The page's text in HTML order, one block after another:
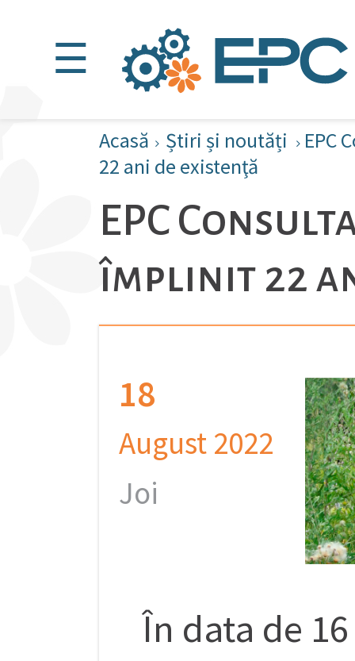
☰
Acasă Știri și noutăți
EPC
22 ani de existenţă
EPC
împlinit 22
18
August 2022
Joi
În data de